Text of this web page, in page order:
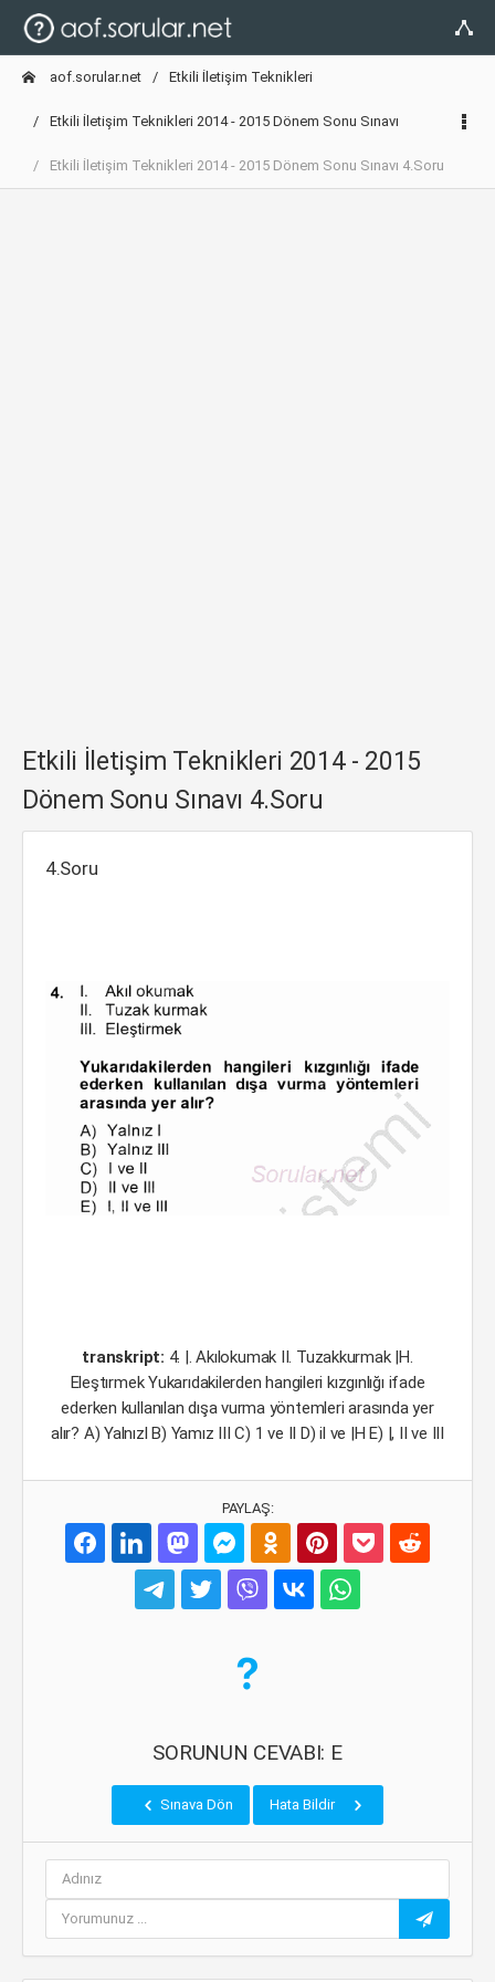
aof.sorular.net Etkili İletişim Teknikleri
Etkili İletişim Teknikleri 2014 - 2015 Dönem Sonu Sınavı
Etkili İletişim Teknikleri 2014 - 2015 Dönem Sonu Sınavı 4.Soru
Etkili İletişim Teknikleri 2014 - 2015
Dönem Sonu Sınavı 4.Soru
4.Soru
transkript: 4. |. Akılokumak II. Tuzakkurmak |H.
Eleştırmek Yukarıdakilerden hangileri kızgınlığı ifade
ederken kullanılan dışa vurma yöntemleri arasında yer
alır? A) Yalnızl B) Yamız III C) 1 ve II D) il ve |H E) |, II ve III
PAYLAŞ:
SORUNUN CEVABI: E
Sınava Dön Hata Bildir